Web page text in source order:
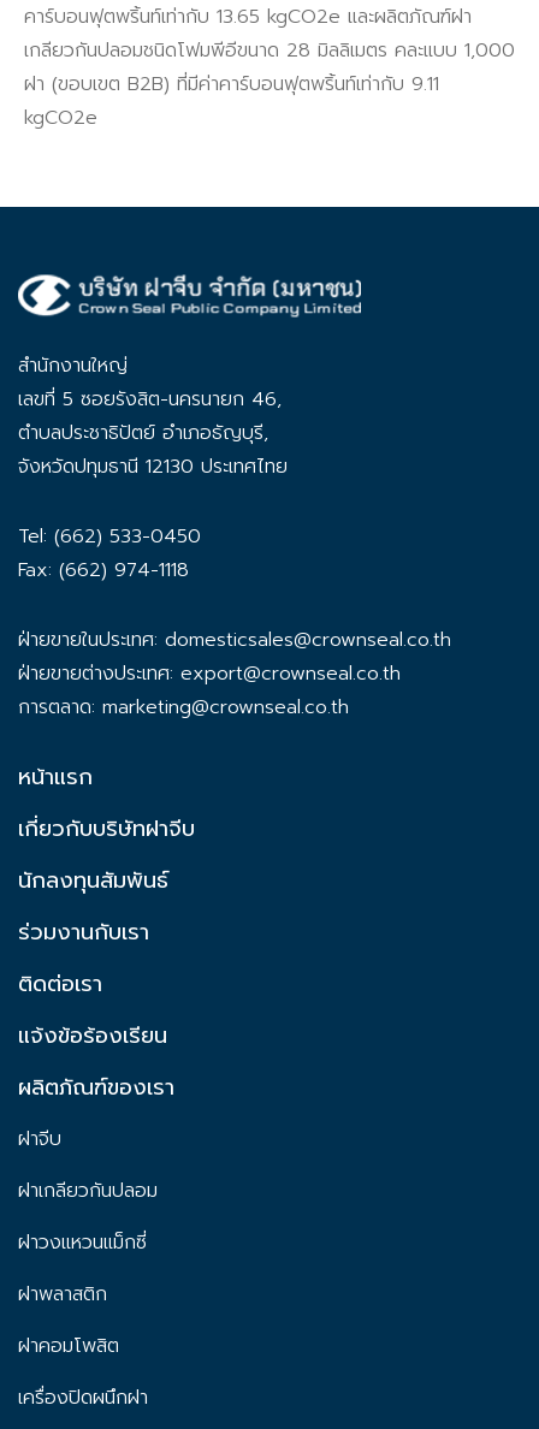
คาร์บอนฟุตพริ้นท์เท่ากับ 13.65 kgCO2e และผลิตภัณฑ์ฝา
เกลียวกันปลอมชนิดโฟมพีอีขนาด 28 มิลลิเมตร คละแบบ 1,000
ฝา (ขอบเขต B2B) ที่มีค่าคาร์บอนฟุตพริ้นท์เท่ากับ 9.11
kgCO2e
สำนักงานใหญ่
เลขที่ 5 ซอยรังสิต-นครนายก 46,
ตำบลประชาธิปัตย์ อำเภอธัญบุรี,
จังหวัดปทุมธานี 12130 ประเทศไทย
Tel: (662) 533-0450
Fax: (662) 974-1118
ฝ่ายขายในประเทศ: domesticsales@crownseal.co.th
ฝ่ายขายต่างประเทศ: export@crownseal.co.th
การตลาด: marketing@crownseal.co.th
หน้าแรก
เกี่ยวกับบริษัทฝาจีบ
นักลงทุนสัมพันธ์
ร่วมงานกับเรา
ติดต่อเรา
แจ้งข้อร้องเรียน
ผลิตภัณฑ์ของเรา
ฝาจีบ
ฝาเกลียวกันปลอม
ฝาวงแหวนแม็กซี่
ฝาพลาสติก
ฝาคอมโพสิต
เครื่องปิดผนึกฝา